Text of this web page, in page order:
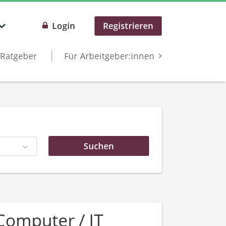
Login Registrieren
Für Arbeitgeber:innen
/ IT